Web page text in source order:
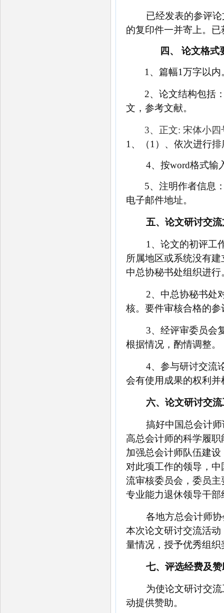
已经发表的参评
的复印件一并寄上。
四、 论文格式
1、 篇幅1万字以内
2、 论文结构包括
文，参考文献。
3、 正文: 宋体小四
1、（1）、 依次进行排
4、 按word格式输
5、 注明作者信息
电子邮件地址。
五、论文研讨交
1、论文的初评工
所属地区或系统没有
中总协秘书处组织进行
2、中总协秘书处
核。要件审核合格的
3、经评审委员会
根据情况，酌情调整。
4、参与研讨交流
会有使用成果的权利
六、论文研讨交
搞好中国总会计
高总会计师的科学履
加强总会计师队伍建
对此项工作的领导，
流审核委员会，委员
专业能力退休领导干部
各地方总会计师
本次论文研讨交流活
量情况，授予优秀组织
七、评选经费及赞
为使论文研讨交
动提供赞助。